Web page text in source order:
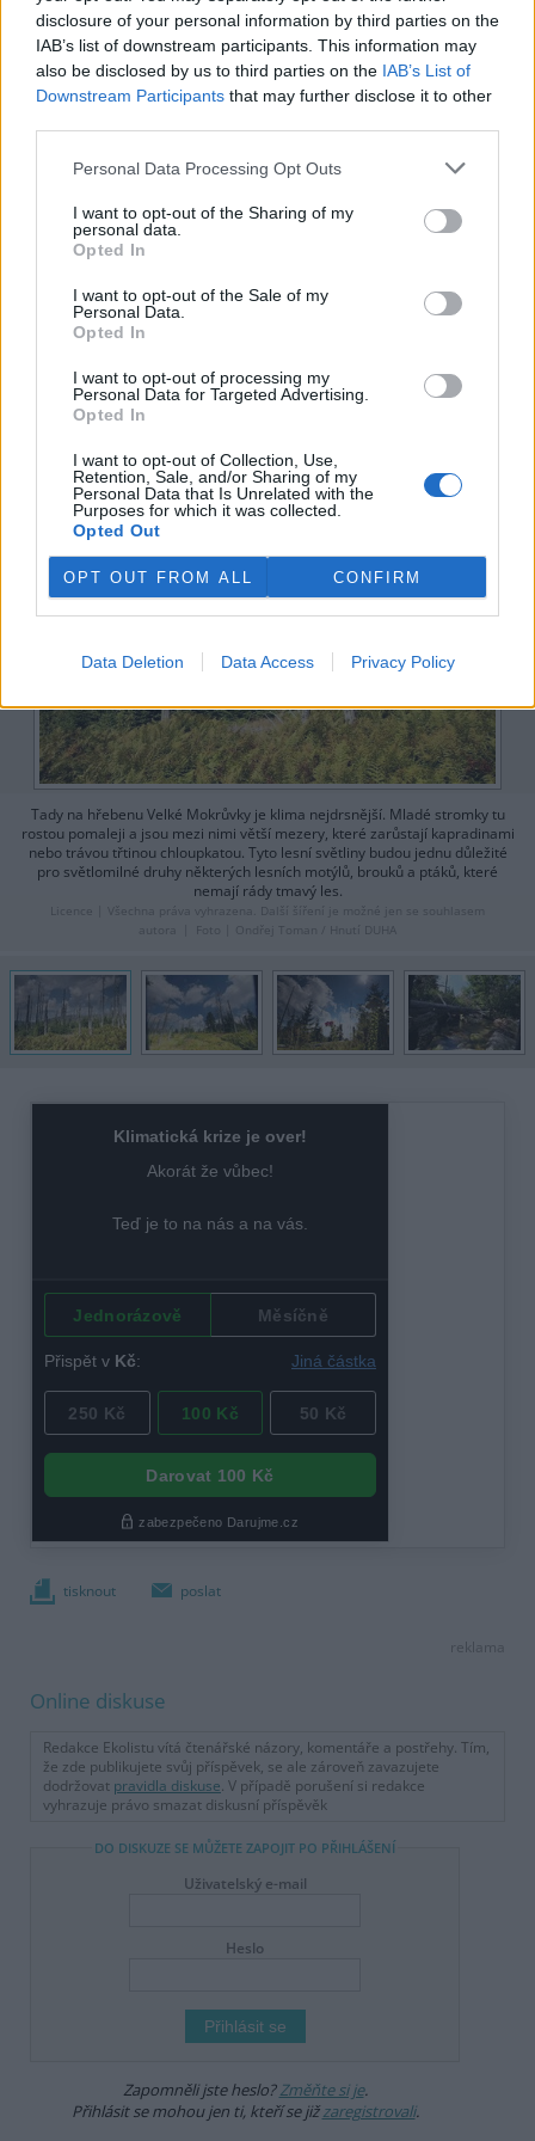
disclosure of your personal information by third parties on the
IAB’s list of downstream participants. This information may
also be disclosed by us to third parties on the IAB’s List of
Downstream Participants that may further disclose it to other
Personal Data Processing Opt Outs
I want to opt-out of the Sharing of my
personal data.
Opted In
I want to opt-out of the Sale of my
Personal Data.
Opted In
I want to opt-out of processing my
Personal Data for Targeted Advertising.
Opted In
I want to opt-out of Collection, Use,
Retention, Sale, and/or Sharing of my
Personal Data that Is Unrelated with the
Purposes for which it was collected.
Opted Out
OPT OUT FROM ALL CONFIRM
Data Deletion Data Access Privacy Policy
moře. Průvodce povídá o historii jednotlivých míst.
reklama
Šumavy. A spolu s koncerty pro šumavskou divočinu
přibyly i předkoncertní exkurze pro muzikanty, jejich
přátele a fanoušky. Projděte si virtuálně malý kousek cesty
s nimi.
také Správa NP Šumava .
předchozí další
Tady na hřebenu Velké Mokrůvky je klima nejdrsnější. Mladé stromky tu
rostou pomaleji a jsou mezi nimi větší mezery, které zarůstají kapradinami
nebo trávou třtinou chloupkatou. Tyto lesní světliny budou jednu důležité
pro světlomilné druhy některých lesních motýlů, brouků a ptáků, které
nemají rády tmavý les.
Licence |
Všechna práva vyhrazena. Další šíření je možné jen se souhlasem
autora
Foto | Ondřej Toman / Hnutí DUHA
tisknout poslat
reklama
Online diskuse
Redakce Ekolistu vítá čtenářské názory, komentáře a postřehy. Tím,
že zde publikujete svůj příspěvek, se ale zároveň zavazujete
dodržovat pravidla diskuse. V případě porušení si redakce
vyhrazuje právo smazat diskusní příspěvěk
DO DISKUZE SE MŮŽETE ZAPOJIT PO PŘIHLÁŠENÍ
Uživatelský e-mail
Heslo
Zapomněli jste heslo?Změňte si je.
Přihlásit se mohou jen ti, kteří se jižzaregistrovali.